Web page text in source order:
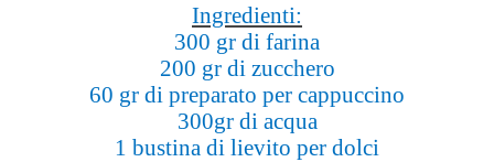
Ingredienti:
300 gr di farina
200 gr di zucchero
60 gr di preparato per cappuccino
300gr di acqua
1 bustina di lievito per dolci